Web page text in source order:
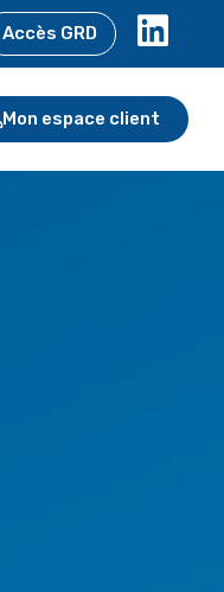
Accès GRD
Mon espace client